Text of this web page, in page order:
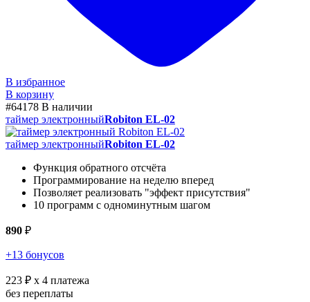
В избранное
В корзину
#64178 В наличии
таймер электронныйRobiton EL-02
таймер электронныйRobiton EL-02
Функция обратного отсчёта
Программирование на неделю вперед
Позволяет реализовать "эффект присутствия"
10 программ с одноминутным шагом
890 ₽
+13 бонусов
223 ₽ x 4 платежа
без переплаты